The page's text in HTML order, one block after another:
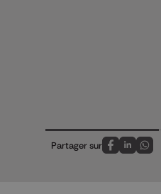
Partager sur
Partagez sur